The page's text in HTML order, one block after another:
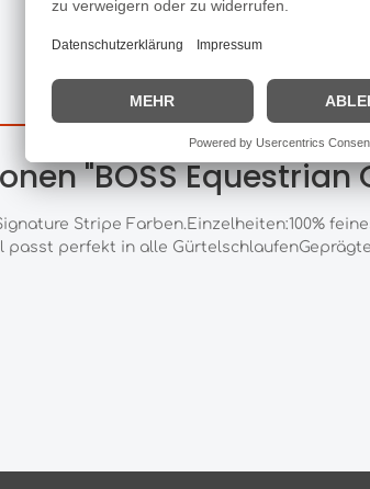
"BOSS Equestrian
Stripe Farben.Einzelheiten:100%
passt perfekt in alle